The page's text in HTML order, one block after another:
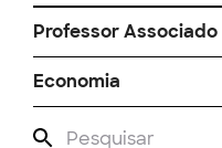
Professor Associado
Economia